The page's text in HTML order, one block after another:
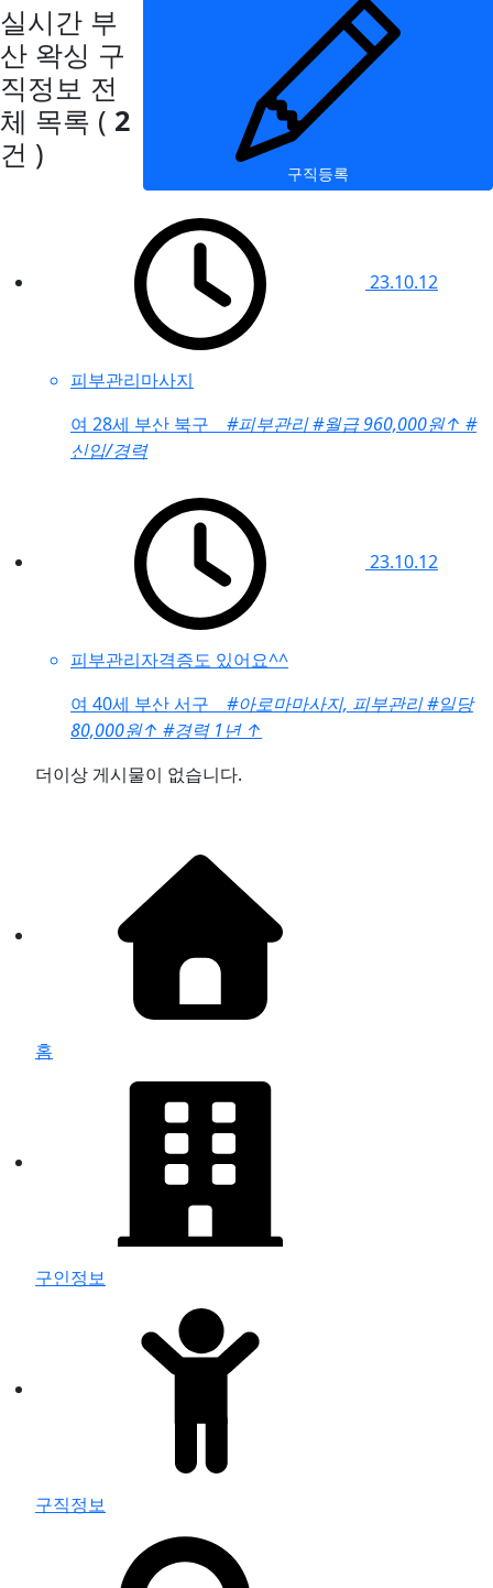
실시간 부
산 왁싱 구
직정보 전
체 목록 ( 2
건 )
구직등록
23.10.12
피부관리마사지
여 28세 부산 북구 #피부관리#월급 960,000원↑ #
신입/경력
23.10.12
피부관리자격증도 있어요^^
여 40세 부산 서구 #아로마마사지, 피부관리#일당
80,000원↑ #경력 1년 ↑
더이상 게시물이 없습니다.
홈
구인정보
구직정보